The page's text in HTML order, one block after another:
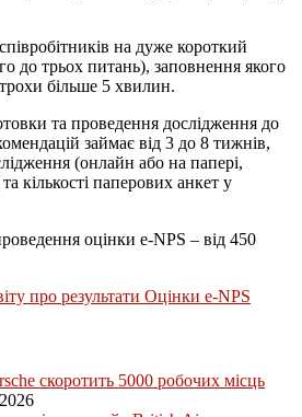
на дуже короткий
до трьох питань), заповнення якого
більше 5 хвилин.
та проведення дослідження до
займає від 3 до 8 тижнів,
(онлайн або на папері,
кількості паперових анкет у
оцінки e-NPS – від 450
про результати Оцінки e-NPS
скоротить 5000 робочих місць